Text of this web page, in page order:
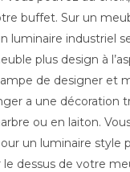
buffet. Sur un
luminaire industriel
plus design à
de designer et
a une décoration
ou en laiton.
un luminaire style
le dessus de votre